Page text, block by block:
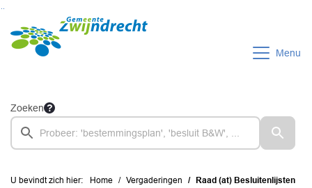
Ga naar de inhoud van deze pagina
Ga naar het zoeken
Ga naar het menu
Menu
Zoeken
U bevindt zich hier: Home Vergaderingen Raad (at) Besluitenlijsten